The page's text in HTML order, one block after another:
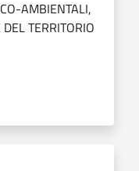
AMBIENTALI,
TERRITORIO